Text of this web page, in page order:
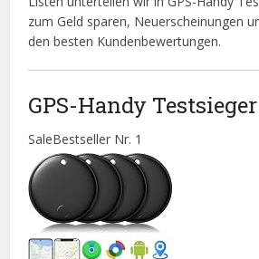
zum Geld sparen, Neuerscheinungen
den besten Kundenbewertungen.
GPS-Handy Testsieger
SaleBestseller Nr. 1